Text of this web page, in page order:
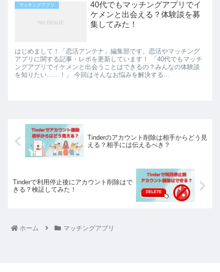
マッチングアプリ
40代でもマッチングアプリでイ
ケメンと出会える？体験談を募
集してみた！
はじめまして！「恋活アンテナ」編集部です。恋活やマッチング
アプリに関する記事・レポを更新しています！ 「40代でもマッチ
ングアプリでイケメンと出会うことはできるの？みんなの体験談
を知りたい……！」 今回はそんなお悩みを解決する...
Tinderのアカウント削除は相手からどう見
える？相手には伝えるべき？
Tinderで利用停止後にアカウント削除はで
きる？検証してみた！
ホーム マッチングアプリ